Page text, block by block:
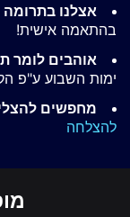
אצלנו בתרומה
בהתאמה אישית!
אוהבים לומר
ימות השבוע ע"פ
מחפשים
להצלחה